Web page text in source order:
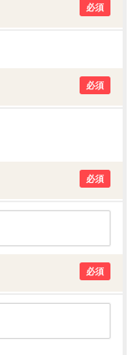
必須
必須
必須
必須